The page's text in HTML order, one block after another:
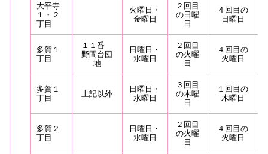
大平寺
１・２
丁目
火曜日・
金曜日
２回目
の日曜
日
４回目の
日曜日
多賀１
丁目
１１番
野間台団
地
日曜日・
水曜日
２回目
の火曜
日
４回目の
火曜日
多賀１
丁目
上記以外
日曜日・
水曜日
３回目
の木曜
日
１回目の
木曜日
多賀２
丁目
日曜日・
水曜日
２回目
の火曜
日
４回目の
火曜日